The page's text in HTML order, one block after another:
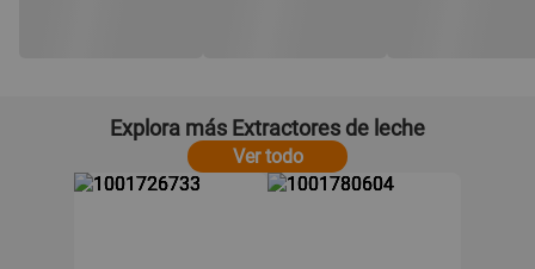
Explora más Extractores de leche
Ver todo